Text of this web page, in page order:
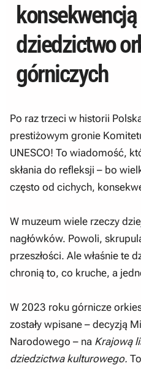
dziedzictwo
górniczych
Po raz trzeci w historii
prestiżowym gronie
UNESCO! To wiadomość,
skłania do refleksji – bo
często od cichych,
W muzeum wiele rzeczy
nagłówków. Powoli,
przeszłości. Ale właśnie te
chronią to, co kruche, a
W 2023 roku górnicze
zostały wpisane – decyzją
Narodowego – na Krajową
dziedzictwa kulturowego.